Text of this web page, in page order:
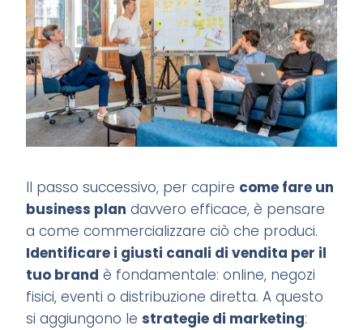
Il passo successivo, per capire come fare un
business plan davvero efficace, è pensare
a come commercializzare ciò che produci.
Identificare i giusti canali di vendita per il
tuo brand è fondamentale: online, negozi
fisici, eventi o distribuzione diretta. A questo
si aggiungono lestrategie di marketing: